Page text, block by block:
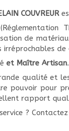
COUVREUR
de
irréprochables de
et Maître Artisan.
qualité et
pouvoir pour
rapport
?